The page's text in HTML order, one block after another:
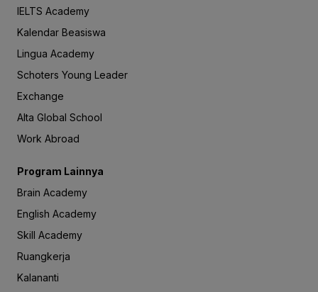
IELTS Academy
Kalendar Beasiswa
Lingua Academy
Schoters Young Leader
Exchange
Alta Global School
Work Abroad
Program Lainnya
Brain Academy
English Academy
Skill Academy
Ruangkerja
Kalananti